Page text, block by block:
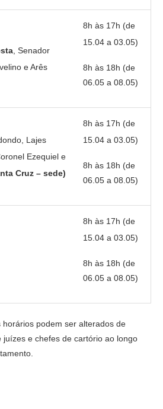
, Senador
e Arês
8h às 17h (de
15.04 a 03.05)
8h às 18h (de
06.05 a 08.05)
Lajes
Ezequiel e
Cruz – sede)
8h às 17h (de
15.04 a 03.05)
8h às 18h (de
06.05 a 08.05)
8h às 17h (de
15.04 a 03.05)
8h às 18h (de
06.05 a 08.05)
podem ser alterados de
juízes e chefes de cartório ao longo